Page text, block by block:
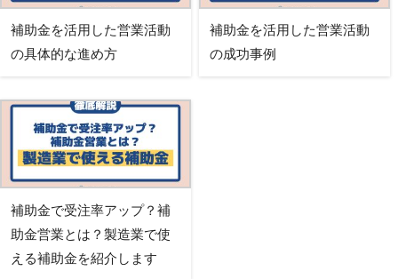
補助金を活用した営業活動
の具体的な進め方
補助金を活用した営業活動
の成功事例
補助金で受注率アップ？補
助金営業とは？製造業で使
える補助金を紹介します